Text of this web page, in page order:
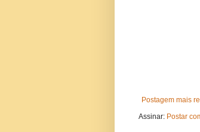
Postagem mais
Assinar: Postar